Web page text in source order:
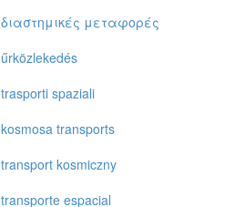
διαστημικές μεταφoρές
űrközlekedés
trasporti spaziali
kosmosa transports
transport kosmiczny
transporte espacial